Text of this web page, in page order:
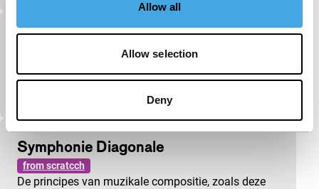
Allow all
Allow selection
Deny
Between two Sisters
Een bewonderaar verstoort het leven van twee
Symphonie Diagonale
from scratcch
De principes van muzikale compositie, zoals deze